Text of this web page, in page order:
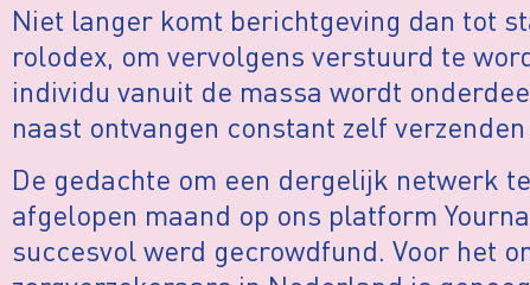
Niet langer komt berichtgeving dan tot
rolodex, om vervolgens verstuurd te
individu vanuit de massa wordt
naast ontvangen constant zelf
De gedachte om een dergelijk netwerk
afgelopen maand op ons platform
succesvol werd gecrowdfund. Voor het